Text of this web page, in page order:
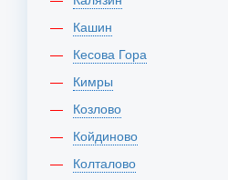
Кашин
Кесова Гора
Кимры
Козлово
Койдиново
Колталово